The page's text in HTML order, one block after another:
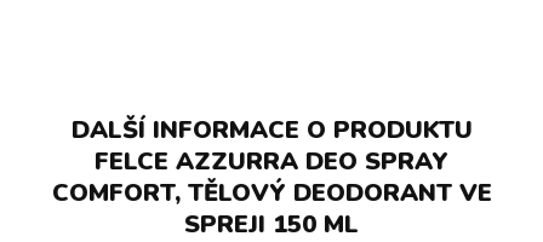
DALŠÍ INFORMACE O PRODUKTU
FELCE AZZURRA DEO SPRAY
COMFORT, TĚLOVÝ DEODORANT VE
SPREJI 150 ML